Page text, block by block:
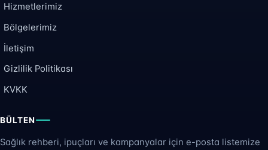
Hizmetlerimiz
Bölgelerimiz
İletişim
Gizlilik Politikası
KVKK
BÜLTEN
Sağlık rehberi, ipuçları ve kampanyalar için e-posta listemize